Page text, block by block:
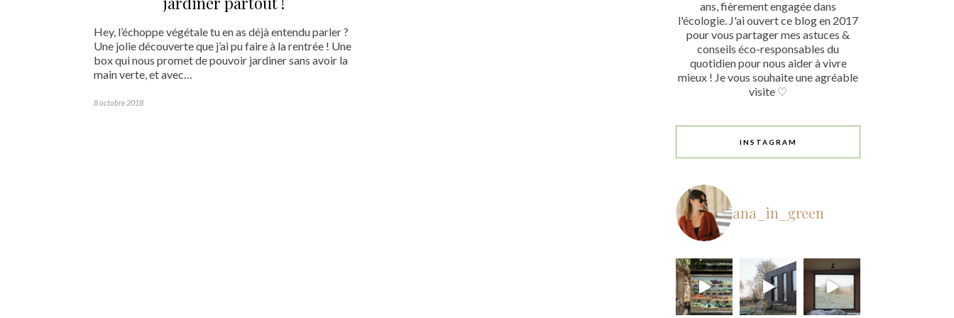
Hey, l’échoppe végétale tu en as déjà entendu parler ?
Une jolie découverte que j’ai pu faire à la rentrée ! Une
box qui nous promet de pouvoir jardiner sans avoir la
main verte, et avec…
8 octobre 2018
ans, fièrement engagée dans
l'écologie. J'ai ouvert ce blog en 2017
pour vous partager mes astuces &
conseils éco-responsables du
quotidien pour nous aider à vivre
mieux ! Je vous souhaite une agréable
visite ♡
INSTAGRAM
ana_in_green